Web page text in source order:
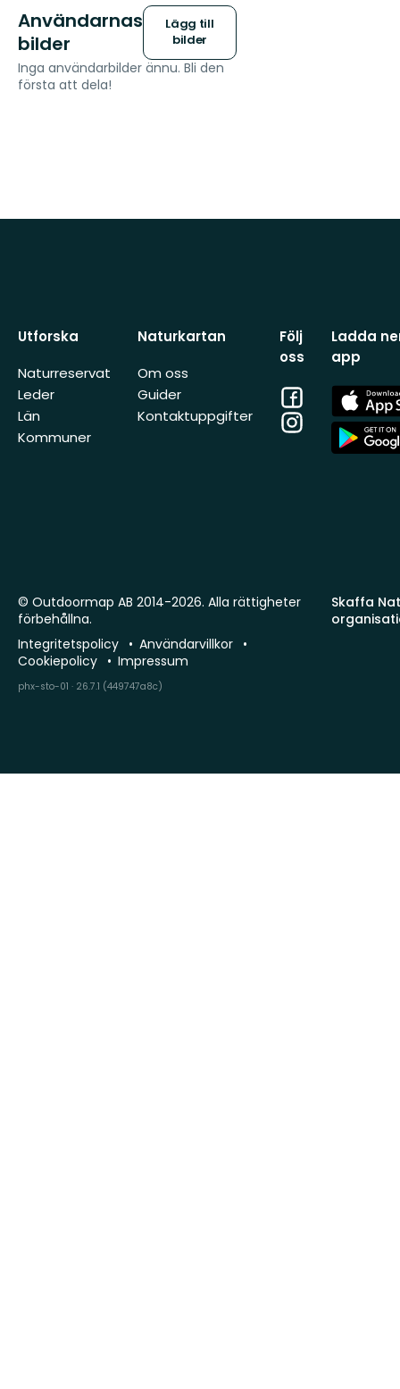
Användarnas
bilder
Lägg till
bilder
Inga användarbilder ännu. Bli den
första att dela!
Utforska
Naturreservat
Leder
Län
Kommuner
Naturkartan
Om oss
Guider
Kontaktuppgifter
Följ
oss
Facebook
Instagram
Ladda
app
App
Store
App
Store
Skaffa
© Outdoormap AB 2014-2026. Alla rättigheter
förbehållna.
Integritetspolicy
Användarvillkor
Cookiepolicy
Impressum
phx-sto-01 · 26.7.1 (449747a8c)